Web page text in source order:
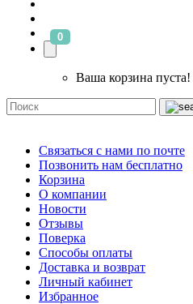
0
Ваша корзина пуста!
Связаться с нами по почте
Позвонить нам бесплатно
Корзина
О компании
Новости
Отзывы
Поверка
Способы оплаты
Доставка и возврат
Личный кабинет
Избранное